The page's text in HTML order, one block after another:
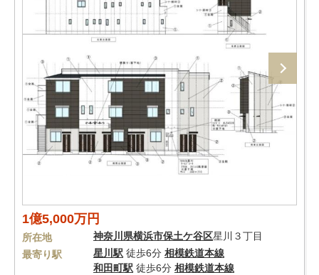
1億5,000万円
所在地 神奈川県横浜市保土ケ谷区星川３丁目
最寄り駅
星川駅 徒歩6分 相模鉄道本線
和田町駅 徒歩6分 相模鉄道本線